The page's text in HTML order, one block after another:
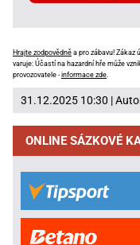
Hrajte zodpovědně a pro zábavu! Zákaz
varuje: Účastí na hazardní hře může
provozovatele -informace zde
31.12.2025 10:30 |
ONLINE SÁZKOVÉ